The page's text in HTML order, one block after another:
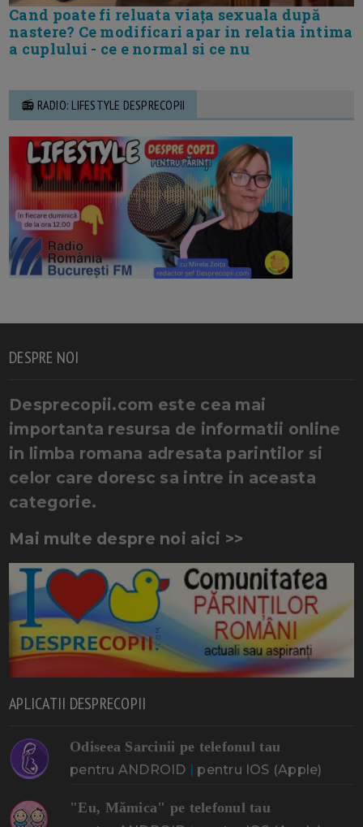
Cand poate fi reluata viața sexuala după
nastere? Ce modificari apar in relatia intima
a cuplului - ce e normal si ce nu
📻 RADIO: LIFESTYLE DESPRECOPII
DESPRE NOI
Desprecopii.com este cea mai
importanta resursa de informatii online
in limba romana adresata parintilor si
celor care doresc sa intre in aceasta
categorie.
Mai multe despre noi aici >>
APLICATII DESPRECOPII
Odiseea Sarcinii pe telefonul tau
pentru ANDROID | pentru IOS (Apple)
"Eu, Mămica" pe telefonul tau